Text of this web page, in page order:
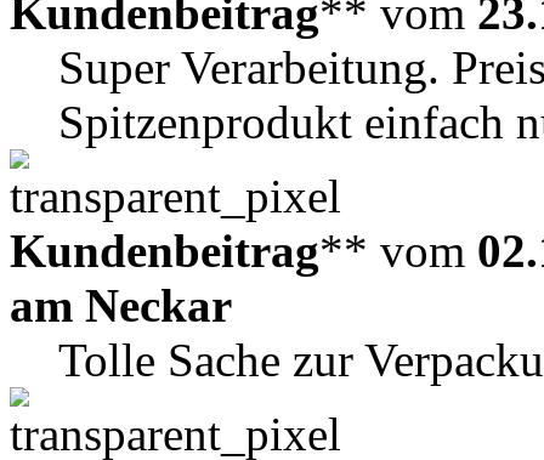
Kundenbeitrag** vom
Super Verarbeitung.
Spitzenprodukt einfach
Kundenbeitrag** vom
am Neckar
Tolle Sache zur